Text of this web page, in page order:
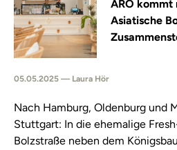
ÁRO
Asiatische
05.05.2025 — Laura Hör
Nach Hamburg, Oldenburg und
Stuttgart: In die ehemalige
Bolzstraße neben dem